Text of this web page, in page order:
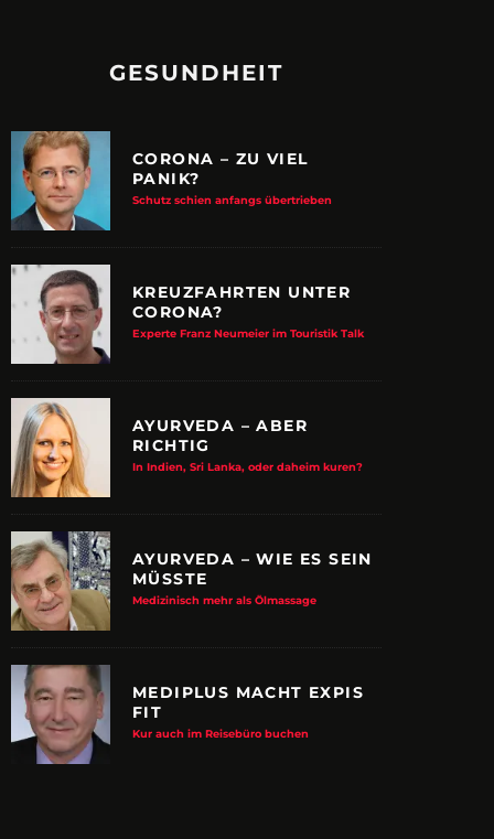
MACHER
System werden Reisen sicherer
ZUPANCIC
GESUNDHEIT
CORONA – ZU VIEL
PANIK?
Schutz schien anfangs übertrieben
KREUZFAHRTEN UNTER
CORONA?
Experte Franz Neumeier im Touristik Talk
AYURVEDA – ABER
RICHTIG
In Indien, Sri Lanka, oder daheim kuren?
AYURVEDA – WIE ES SEIN
MÜSSTE
Medizinisch mehr als Ölmassage
MEDIPLUS MACHT EXPIS
FIT
Kur auch im Reisebüro buchen